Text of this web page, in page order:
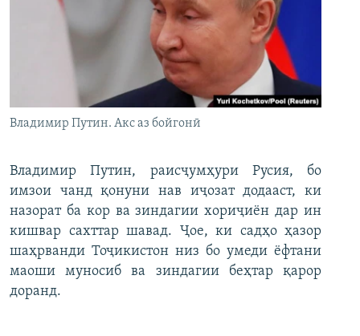
Владимир Путин. Акс аз бойгонӣ
Владимир Путин, раисҷумҳури Русия, бо
имзои чанд қонуни нав иҷозат додааст, ки
назорат ба кор ва зиндагии хориҷиён дар ин
кишвар сахттар шавад. Ҷое, ки садҳо ҳазор
шаҳрванди Тоҷикистон низ бо умеди ёфтани
маоши муносиб ва зиндагии беҳтар қарор
доранд.